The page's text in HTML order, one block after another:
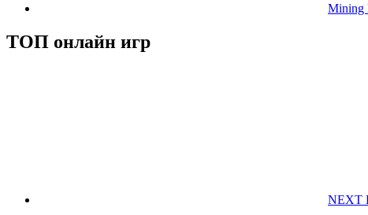
Mining
ТОП онлайн игр
NEXT